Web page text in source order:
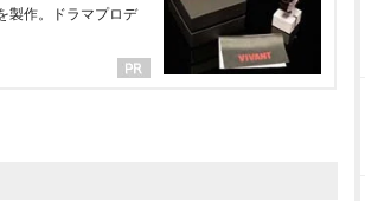
製作。ドラマプロデ